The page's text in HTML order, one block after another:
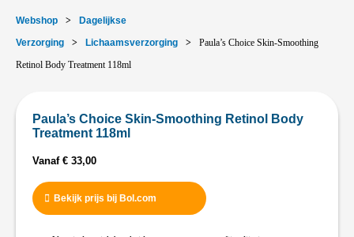
Webshop >
Dagelijkse
Verzorging
> Lichaamsverzorging >
Paula’s Choice Skin-Smoothing
Retinol Body Treatment 118ml
Paula’s Choice Skin-Smoothing Retinol Body
Treatment 118ml
Vanaf € 33,00
Bekijk prijs bij Bol.com